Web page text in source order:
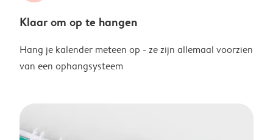
Klaar om op te hangen
Hang je kalender meteen op - ze zijn allemaal voorzien
van een ophangsysteem